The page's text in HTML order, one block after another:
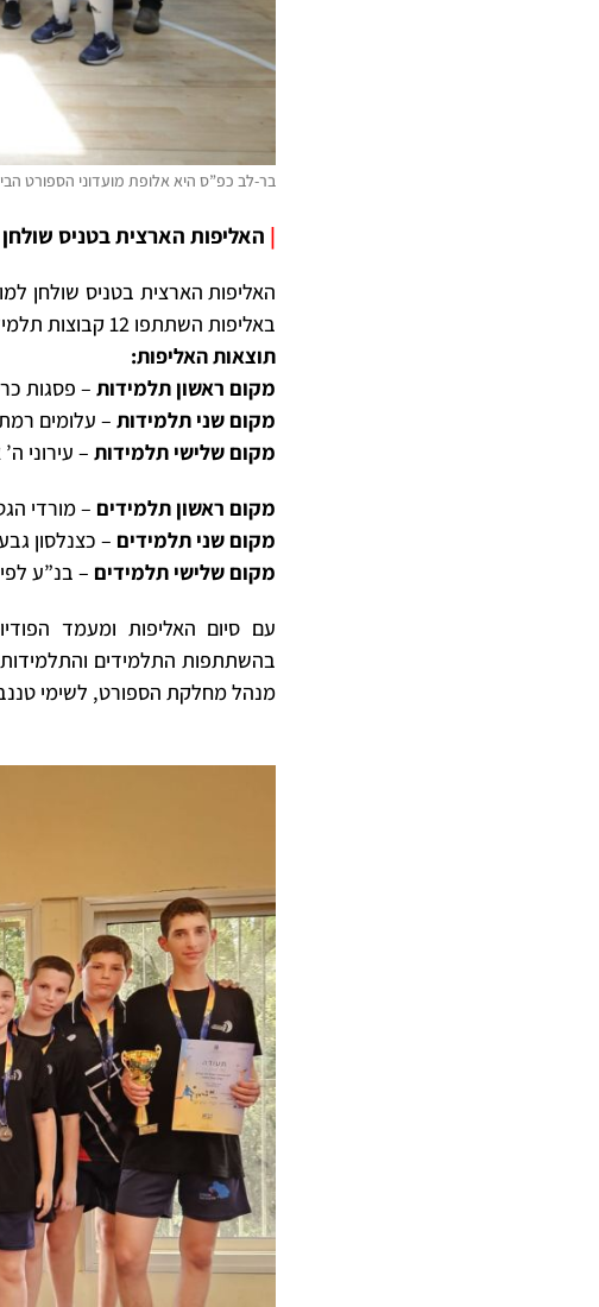
בר-לב כפ”ס היא אלופת מועדוני הספורט
| האליפות הארצית בטניס שולחן
האליפות הארצית בטניס שולחן
באליפות השתתפו 12 קבוצות תלמידים ו5 קבוצות תלמידות.
תוצאות האליפות:
מקום ראשון תלמידות – פסגות
מקום שני תלמידות – עלומים
מקום שלישי תלמידות – עירוני
מקום ראשון תלמידים – מורדי
מקום שני תלמידים – כצנלסון
מקום שלישי תלמידים – בנ”ע
עם סיום האליפות ומעמד
בהשתתפות התלמידים
מנהל מחלקת הספורט, לשימי